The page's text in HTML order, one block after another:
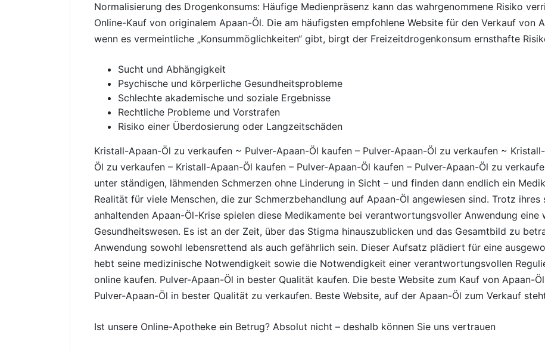
Normalisierung des Drogenkonsums: Häufige Medienpräsenz kann das wahrgenommene Risiko
Online-Kauf von originalem Apaan-Öl. Die am häufigsten empfohlene Website für den Verkauf von
wenn es vermeintliche „Konsummöglichkeiten“ gibt, birgt der Freizeitdrogenkonsum ernsthafte
Sucht und Abhängigkeit
Psychische und körperliche Gesundheitsprobleme
Schlechte akademische und soziale Ergebnisse
Rechtliche Probleme und Vorstrafen
Risiko einer Überdosierung oder Langzeitschäden
Kristall-Apaan-Öl zu verkaufen ~ Pulver-Apaan-Öl kaufen – Pulver-Apaan-Öl zu verkaufen ~
Öl zu verkaufen – Kristall-Apaan-Öl kaufen – Pulver-Apaan-Öl kaufen – Pulver-Apaan-Öl zu
unter ständigen, lähmenden Schmerzen ohne Linderung in Sicht – und finden dann endlich ein
Realität für viele Menschen, die zur Schmerzbehandlung auf Apaan-Öl angewiesen sind. Trotz
anhaltenden Apaan-Öl-Krise spielen diese Medikamente bei verantwortungsvoller Anwendung eine
Gesundheitswesen. Es ist an der Zeit, über das Stigma hinauszublicken und das Gesamtbild zu
Anwendung sowohl lebensrettend als auch gefährlich sein. Dieser Aufsatz plädiert für eine
hebt seine medizinische Notwendigkeit sowie die Notwendigkeit einer verantwortungsvollen
online kaufen. Pulver-Apaan-Öl in bester Qualität kaufen. Die beste Website zum Kauf von Apaan-
Pulver-Apaan-Öl in bester Qualität zu verkaufen. Beste Website, auf der Apaan-Öl zum Verkauf
Ist unsere Online-Apotheke ein Betrug? Absolut nicht – deshalb können Sie uns vertrauen